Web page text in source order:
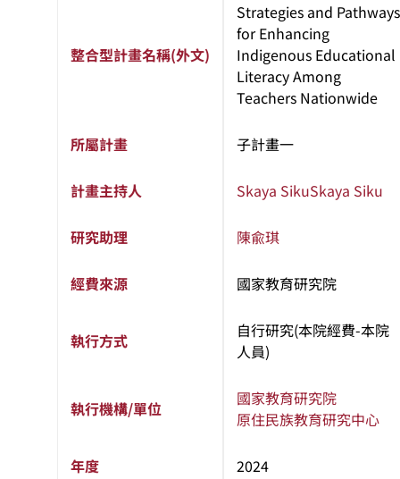
整合型計畫名稱(外文)
Strategies and Pathways
for Enhancing
Indigenous Educational
Literacy Among
Teachers Nationwide
所屬計畫 子計畫一
計畫主持人 Skaya SikuSkaya Siku
研究助理 陳兪琪
經費來源 國家教育研究院
執行方式
自行研究(本院經費-本院
人員)
執行機構/單位
國家教育研究院
原住民族教育研究中心
年度 2024